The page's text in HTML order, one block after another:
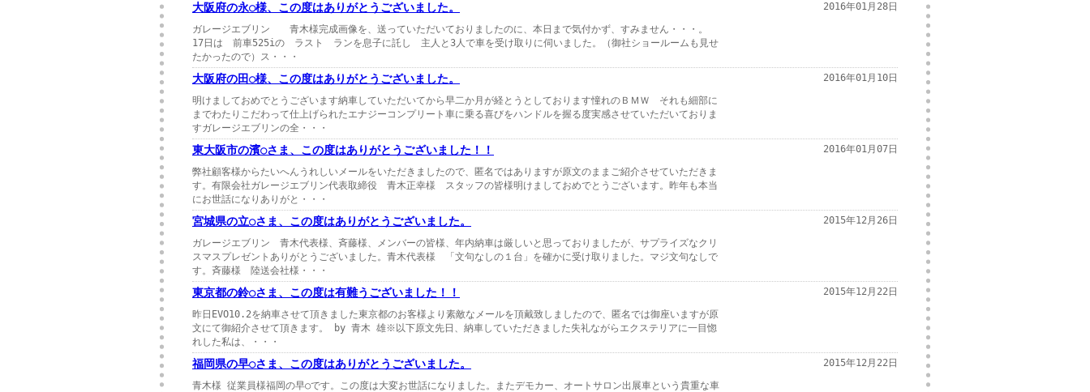
大阪府の永○様、この度はありがとうございました。
ガレージエブリン 青木様完成画像を、送っていただいておりましたのに、本日まで気付かず、すみません・・・。
17日は 前車525iの ラスト ランを息子に託し 主人と3人で車を受け取りに伺いました。（御社ショールームも見せ
たかったので）ス・・・
2016年01月28日
大阪府の田○様、この度はありがとうございました。
明けましておめでとうございます納車していただいてから早二か月が経とうとしております憧れのＢＭＷ それも細部に
までわたりこだわって仕上げられたエナジーコンプリート車に乗る喜びをハンドルを握る度実感させていただいておりま
すガレージエブリンの全・・・
2016年01月10日
東大阪市の濱○さま、この度はありがとうございました！！
弊社顧客様からたいへんうれしいメールをいただきましたので、匿名ではありますが原文のままご紹介させていただきま
す。有限会社ガレージエブリン代表取締役 青木正幸様 スタッフの皆様明けましておめでとうございます。昨年も本当
にお世話になりありがと・・・
2016年01月07日
宮城県の立○さま、この度はありがとうございました。
ガレージエブリン 青木代表様、斉藤様、メンバーの皆様、年内納車は厳しいと思っておりましたが、サプライズなクリ
スマスプレゼントありがとうございました。青木代表様 「文句なしの１台」を確かに受け取りました。マジ文句なしで
す。斉藤様 陸送会社様・・・
2015年12月26日
東京都の鈴○さま、この度は有難うございました！！
昨日EVO10.2を納車させて頂きました東京都のお客様より素敵なメールを頂戴致しましたので、匿名では御座いますが原
文にて御紹介させて頂きます。 by 青木 雄※以下原文先日、納車していただきました失礼ながらエクステリアに一目惚
れした私は、・・・
2015年12月22日
福岡県の早○さま、この度はありがとうございました。
青木様 従業員様福岡の早○です。この度は大変お世話になりました。またデモカー、オートサロン出展車という貴重な車
2015年12月22日